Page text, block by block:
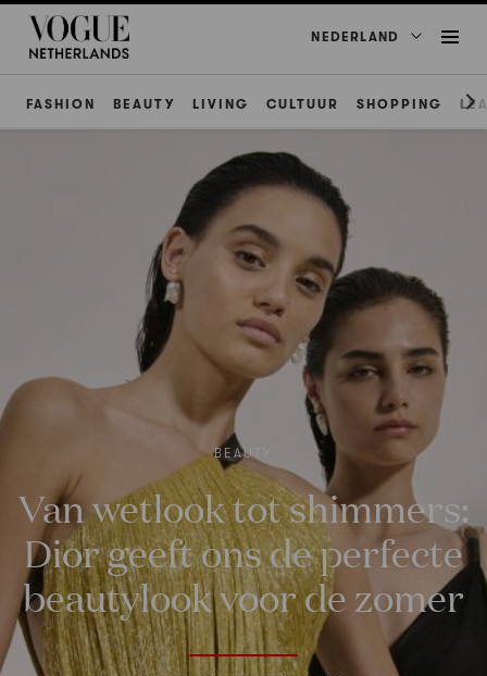
NEDERLAND
FASHION BEAUTY LIVING CULTUUR SHOPPING
BEAUTY
Van wetlook tot shimmers:
Dior geeft ons de perfecte
beautylook voor de zomer